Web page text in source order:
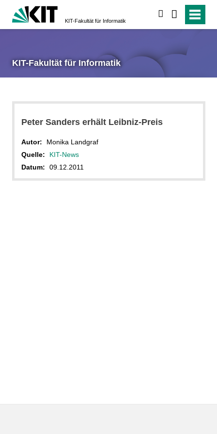
KIT-Fakultät für Informatik
KIT-Fakultät für Informatik
Peter Sanders erhält Leibniz-Preis
Autor:
Monika Landgraf
Quelle:
KIT-News
Datum:
09.12.2011